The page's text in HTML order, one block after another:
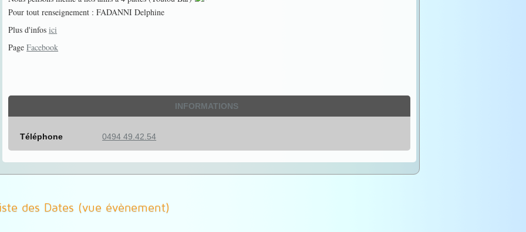
Pour tout renseignement : FADANNI Delphine
Plus d'infosici
PageFacebook
INFORMATIONS
Téléphone 0494 49.42.54
des Dates (vue évènement)